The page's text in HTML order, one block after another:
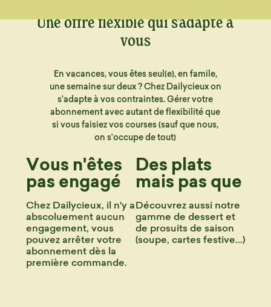
Une offre flexible qui s'adapte à
vous
En vacances, vous êtes seul(e), en famile,
une semaine sur deux ? Chez Dailycieux on
s’adapte à vos contraintes. Gérer votre
abonnement avec autant de flexibilité que
si vous faisiez vos courses (sauf que nous,
on s’occupe de tout)
Vous n'êtes
pas engagé
Chez Dailycieux, il n'y a
abscoluement aucun
engagement, vous
pouvez arrêter votre
abonnement dès la
première commande.
Des plats
mais pas que
Découvrez aussi notre
gamme de dessert et
de prosuits de saison
(soupe, cartes festive...)